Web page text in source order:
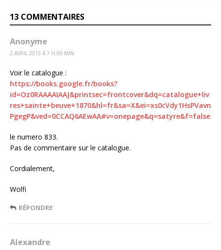
13 COMMENTAIRES
Anonyme
2 AVRIL 2015 Á 7 H 09 MIN
Voir le catalogue :
https://books.google.fr/books?
id=Oz0RAAAAIAAJ&printsec=frontcover&dq=catalogue+liv
res+sainte+beuve+1870&hl=fr&sa=X&ei=xs0cVdy1HsPVavn
PgegP&ved=0CCAQ6AEwAA#v=onepage&q=satyre&f=false
le numero 833.
Pas de commentaire sur le catalogue.
Cordialement,
Wolfi
RÉPONDRE
Alexandre